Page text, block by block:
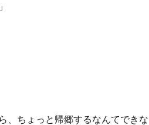
ちょっと帰郷するなんてできな